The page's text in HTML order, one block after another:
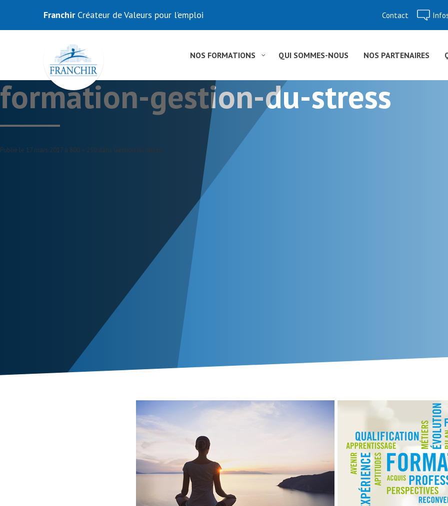
Franchir Créateur de Valeurs pour l’emploi Contact
contenu
NOS FORMATIONS QUI SOMMES-NOUS NOS PARTENAIRES
formation-gestion-du-stress
Publié le 17 mars 2017 à 800 × 250 dans Gestion du stress